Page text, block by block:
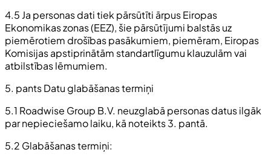
4.5 Ja personas dati tiek pārsūtīti ārpus Eiropas
Ekonomikas zonas (EEZ), šie pārsūtījumi balstās uz
piemērotiem drošības pasākumiem, piemēram, Eiropas
Komisijas apstiprinātām standartlīgumu klauzulām vai
atbilstības lēmumiem.
5. pants Datu glabāšanas termiņi
5.1 Roadwise Group B.V. neuzglabā personas datus ilgāk
par nepieciešamo laiku, kā noteikts 3. pantā.
5.2 Glabāšanas termiņi: